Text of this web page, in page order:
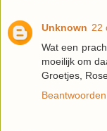
Unknown 22
Wat een
moeilijk om
Groetjes,
Beantwoorden